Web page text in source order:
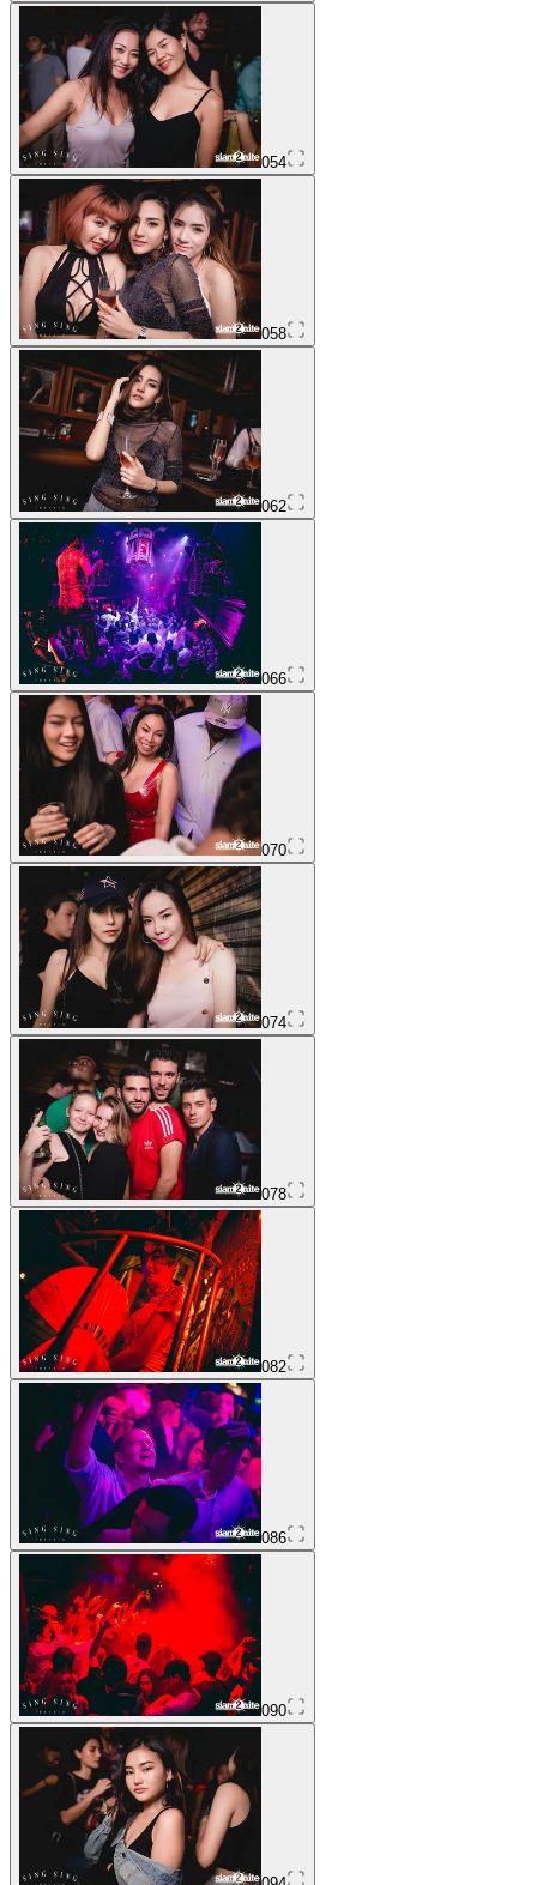
054
058
062
066
070
074
078
082
086
090